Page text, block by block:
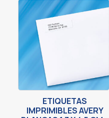
ETIQUETAS
IMPRIMIBLES AVERY